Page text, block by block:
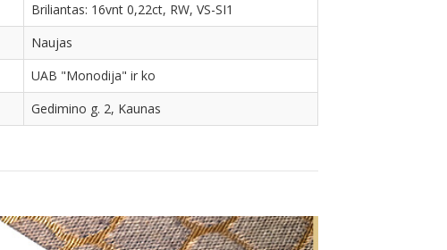
Briliantas: 16vnt 0,22ct, RW, VS-SI1
Naujas
UAB "Monodija" ir ko
Gedimino g. 2, Kaunas